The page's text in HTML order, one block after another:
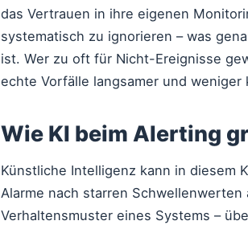
das Vertrauen in ihre eigenen
systematisch zu ignorieren – was
ist. Wer zu oft für Nicht-Ereignisse
echte Vorfälle langsamer und weniger
Wie KI beim Alerting
Künstliche Intelligenz kann in diesem
Alarme nach starren
Verhaltensmuster eines Systems –